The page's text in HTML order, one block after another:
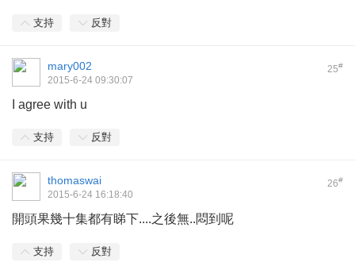
支持 反對
25#
mary002
2015-6-24 09:30:07
I agree with u
支持 反對
26#
thomaswai
2015-6-24 16:18:40
開頭果幾十集都有睇下....之後無..悶到呢
支持 反對